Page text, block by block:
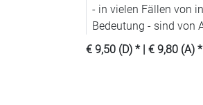
- in vielen Fällen von
Bedeutung - sind von
Forschung und Lehre
sie nicht allein für
€ 9,50 (D) * | € 9,80 (A) *